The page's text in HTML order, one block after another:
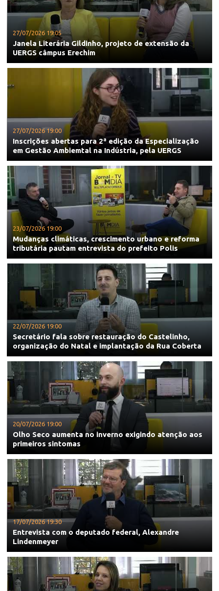
27/07/2026 19:05
Janela Literária Gildinho, projeto de extensão da
UERGS câmpus Erechim
27/07/2026 19:00
Inscrições abertas para 2ª edição da Especialização
em Gestão Ambiemtal na Indústria, pela UERGS
23/07/2026 19:00
Mudanças climáticas, crescimento urbano e reforma
tributária pautam entrevista do prefeito Polis
22/07/2026 19:00
Secretário fala sobre restauração do Castelinho,
organização do Natal e implantação da Rua Coberta
20/07/2026 19:00
Olho Seco aumenta no inverno exigindo atenção aos
primeiros sintomas
17/07/2026 19:30
Entrevista com o deputado federal, Alexandre
Lindenmeyer